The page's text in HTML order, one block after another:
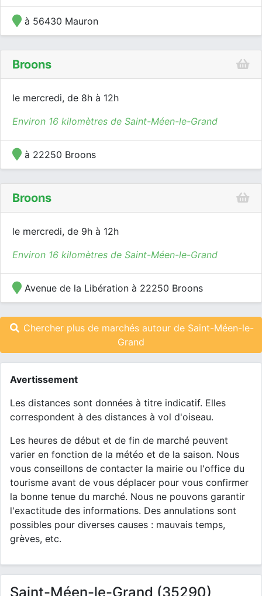
à 56430 Mauron
Broons
le mercredi, de 8h à 12h
Environ 16 kilomètres de Saint-Méen-le-Grand
à 22250 Broons
Broons
le mercredi, de 9h à 12h
Environ 16 kilomètres de Saint-Méen-le-Grand
Avenue de la Libération à 22250 Broons
Chercher plus de marchés autour de Saint-Méen-le-
Grand
Avertissement
Les distances sont données à titre indicatif. Elles
correspondent à des distances à vol d'oiseau.
Les heures de début et de fin de marché peuvent
varier en fonction de la météo et de la saison. Nous
vous conseillons de contacter la mairie ou l'office du
tourisme avant de vous déplacer pour vous confirmer
la bonne tenue du marché. Nous ne pouvons garantir
l'exactitude des informations. Des annulations sont
possibles pour diverses causes : mauvais temps,
grèves, etc.
Saint-Méen-le-Grand (35290)